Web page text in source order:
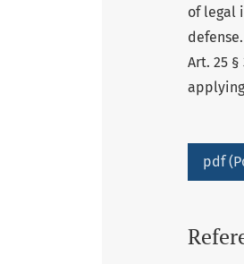
of legal
Art. 25
pdf